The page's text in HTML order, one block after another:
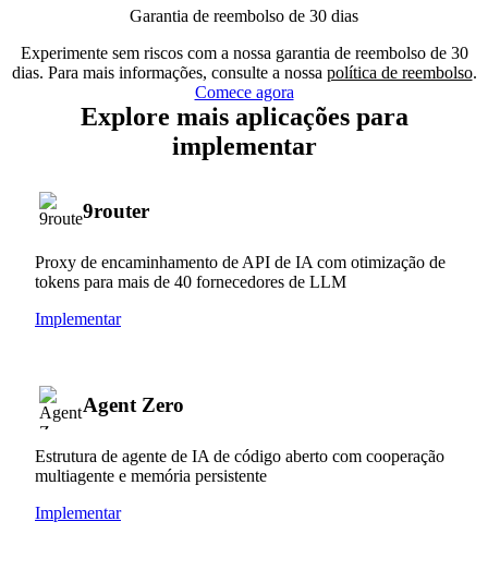
Garantia de reembolso de 30 dias
Experimente sem riscos com a nossa garantia de reembolso de 30
dias. Para mais informações, consulte a nossa política de reembolso.
Comece agora
Explore mais aplicações para
implementar
9router
Proxy de encaminhamento de API de IA com otimização de
tokens para mais de 40 fornecedores de LLM
Implementar
Agent Zero
Estrutura de agente de IA de código aberto com cooperação
multiagente e memória persistente
Implementar